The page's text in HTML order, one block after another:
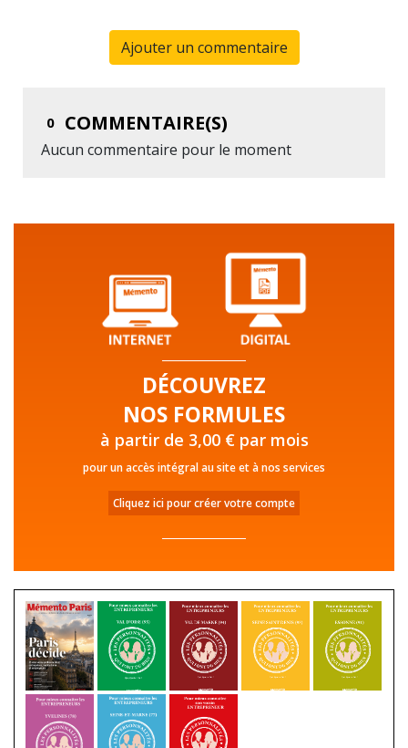
Ajouter un commentaire
0 COMMENTAIRE(S)
Aucun commentaire pour le moment
DÉCOUVREZ
NOS FORMULES
à partir de 3,00 € par mois
pour un accès intégral au site et à nos services
Cliquez ici pour créer votre compte